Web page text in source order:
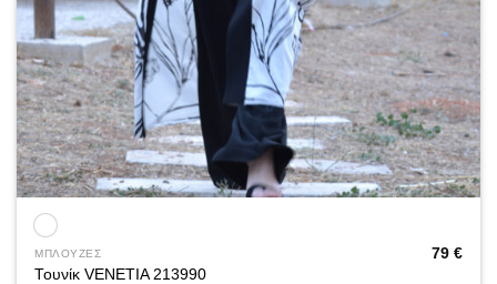
ΜΠΛΟΥΖΕΣ
Τουνίκ VENETIA 213990
79 €